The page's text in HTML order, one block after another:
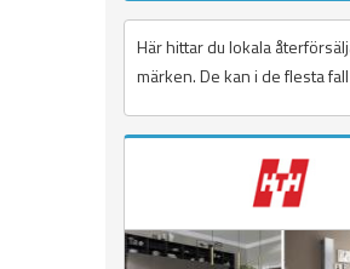
Här hittar du lokala
märken. De kan i de flesta